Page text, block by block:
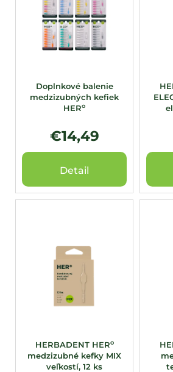
Doplnkové balenie
medzizubných kefiek
HERo
€14,49
Detail
HERBADENT HERo
medzizubné kefky MIX
veľkostí, 12 ks